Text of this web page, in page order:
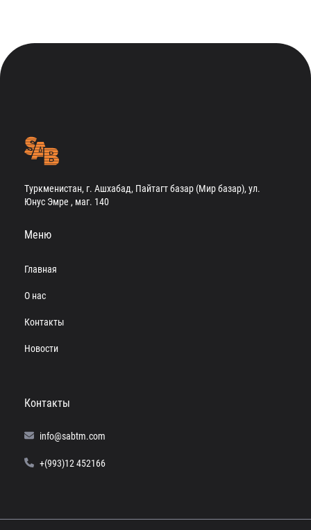
Туркменистан, г. Ашхабад, Пайтагт базар (Мир базар), ул.
Юнус Эмре , маг. 140
Меню
Главная
О нас
Контакты
Новости
Контакты
info@sabtm.com
+(993)12 452166